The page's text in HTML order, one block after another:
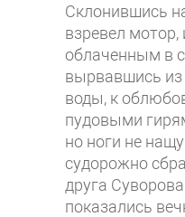
Склонившись
взревел
облаченным в
вырвавшись из
воды, к
пудовыми
но ноги не
судорожно
друга
показались